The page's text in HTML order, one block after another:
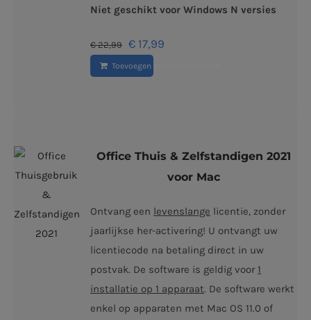
Niet geschikt voor Windows N versies
€22,99 Oorspronkelijke
prijs
was:
€ 17,99
Toevoegen aan winkelwagen
Office Thuis & Zelfstandigen 2021
voor Mac
Ontvang een levenslange licentie, zonder
jaarlijkse her-activering! U ontvangt uw
licentiecode na betaling direct in uw
postvak. De software is geldig voor 1
installatie op 1 apparaat. De software werkt
enkel op apparaten met Mac OS 11.0 of